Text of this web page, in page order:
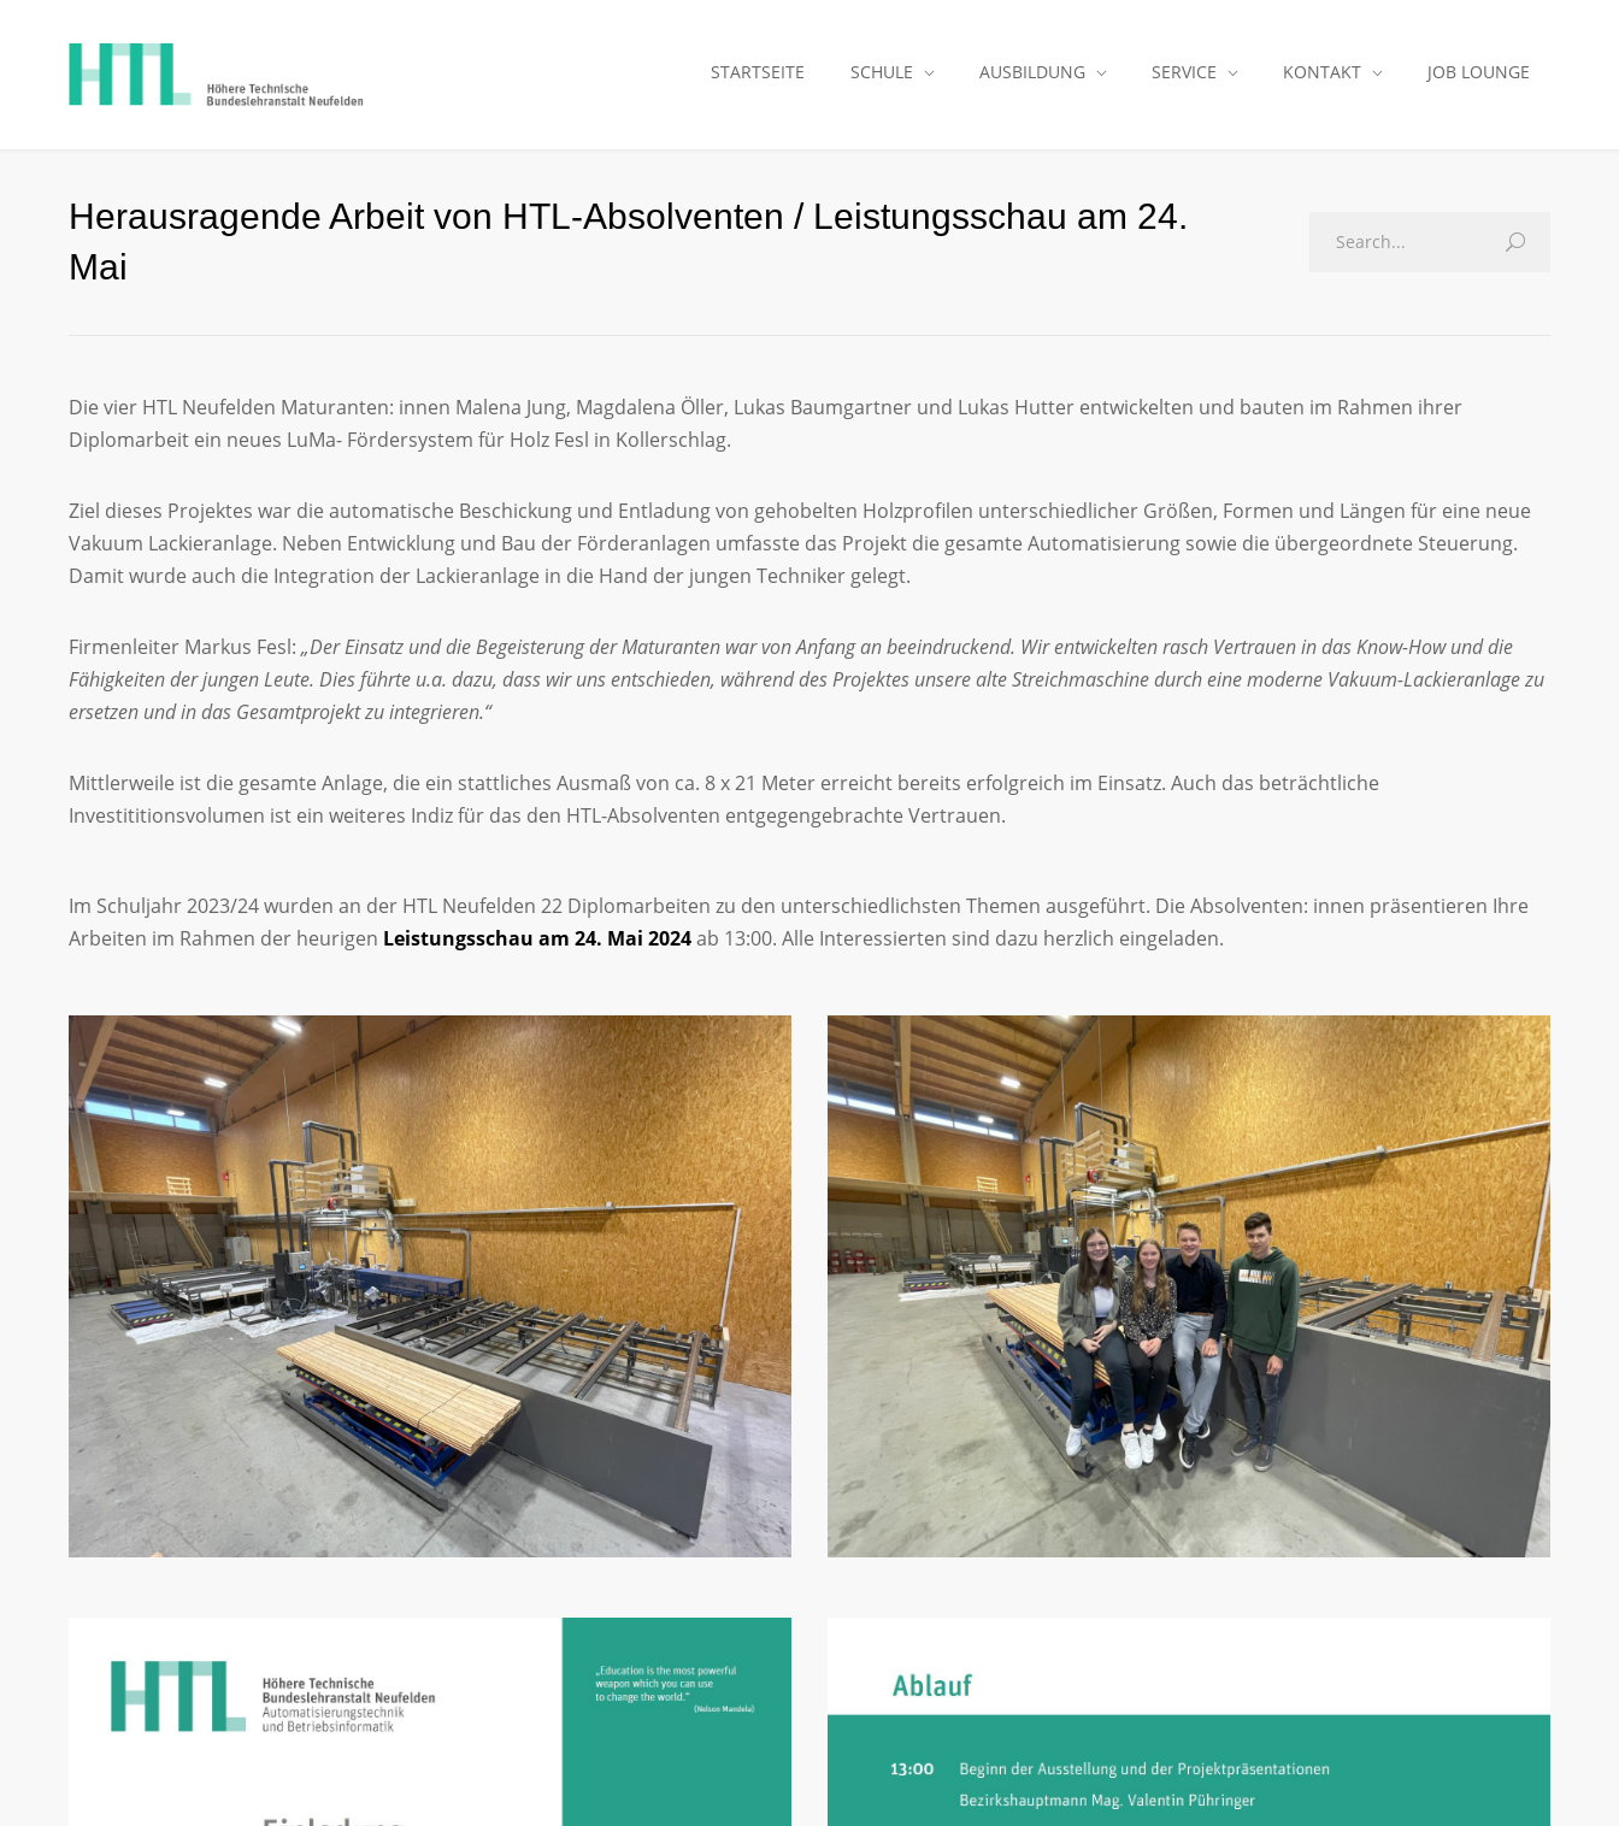
STARTSEITE SCHULE AUSBILDUNG SERVICE KONTAKT JOB LOUNGE
Herausragende Arbeit von HTL-Absolventen / Leistungsschau am 24.
Mai
Die vier HTL Neufelden Maturanten: innen Malena Jung, Magdalena Öller, Lukas Baumgartner und Lukas Hutter entwickelten und bauten im Rahmen ihrer
Diplomarbeit ein neues LuMa- Fördersystem für Holz Fesl in Kollerschlag.
Ziel dieses Projektes war die automatische Beschickung und Entladung von gehobelten Holzprofilen unterschiedlicher Größen, Formen und Längen für eine neue
Vakuum Lackieranlage. Neben Entwicklung und Bau der Förderanlagen umfasste das Projekt die gesamte Automatisierung sowie die übergeordnete Steuerung.
Damit wurde auch die Integration der Lackieranlage in die Hand der jungen Techniker gelegt.
Firmenleiter Markus Fesl: „Der Einsatz und die Begeisterung der Maturanten war von Anfang an beeindruckend. Wir entwickelten rasch Vertrauen in das Know-How und die
Fähigkeiten der jungen Leute. Dies führte u.a. dazu, dass wir uns entschieden, während des Projektes unsere alte Streichmaschine durch eine moderne Vakuum-Lackieranlage zu
ersetzen und in das Gesamtprojekt zu integrieren.“
Mittlerweile ist die gesamte Anlage, die ein stattliches Ausmaß von ca. 8 x 21 Meter erreicht bereits erfolgreich im Einsatz. Auch das beträchtliche
Investititionsvolumen ist ein weiteres Indiz für das den HTL-Absolventen entgegengebrachte Vertrauen.
Im Schuljahr 2023/24 wurden an der HTL Neufelden 22 Diplomarbeiten zu den unterschiedlichsten Themen ausgeführt. Die Absolventen: innen präsentieren Ihre
Arbeiten im Rahmen der heurigen Leistungsschau am 24. Mai 2024ab 13:00. Alle Interessierten sind dazu herzlich eingeladen.